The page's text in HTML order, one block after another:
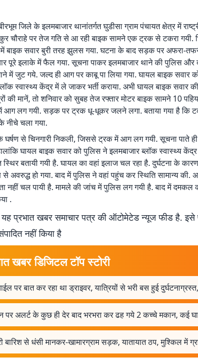
जिले के इलमबाजार थानांतर्गत घुडीसा ग्राम पंचायत क्षेत्र में
चौराहे पर तेज गति से आ रही बाइक सामने एक ट्रक से टकरा गयी.
बाइक सवार बुरी तरह झुलस गया. घटना के बाद सड़क पर अफरा-
पूरे इलाके में फैल गया. सूचना पाकर इलमबाजार थाने की पुलिस और
में जुट गये. जल्द ही आग पर काबू पा लिया गया. घायल बाइक सवार
स्वास्थ्य केंद्र में ले जाकर भर्ती कराया. अभी घायल बाइक सवार की
की मानें, तो शनिवार को सुबह तेज रफ्तार मोटर बाइक सामने 10
लग गयी. सड़क पर ट्रक धू-धूकर जलने लगा. बताया गया है कि
नीचे चला गया.
घर्षण से चिनगारी निकली, जिससे ट्रक में आग लग गयी. सूचना पाते
घायल बाइक सवार को पुलिस ने इलमबाजार ब्लॉक स्वास्थ्य केंद्र
बतायी गयी है. घायल का वहां इलाज चल रहा है. दुर्घटना के कारण
अवरुद्ध हो गया. बाद में पुलिस ने वहां पहुंच कर स्थिति सामान्य की.
नहीं चल पायी है. मामले की जांच में पुलिस लग गयी है. बाद में दमकल
.
यह प्रभात खबर समाचार पत्र की ऑटोमेटेड न्यूज फीड है. इसे
नहीं किया है
खबर डिजिटल टॉप स्टोरी
पर बात कर रहा था ड्राइवर, यात्रियों से भरी बस हुई
पर अलर्ट के कुछ ही देर बाद भरभरा कर ढह गये 2 कच्चे मकान, कई
बारिश से धंसी मानकर-खामारग्राम सड़क, यातायात ठप, मुश्किल में